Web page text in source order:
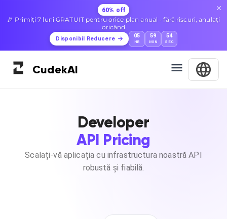
60% off
🎉 Primiți 7 luni GRATUIT pentru orice plan anual - fără riscuri, anulați
oricând
Disponibil Reducere 05
HR
59
MIN
53
SEC
CudekAI
Developer
API Pricing
Scalați-vă aplicația cu infrastructura noastră API
robustă și fiabilă.